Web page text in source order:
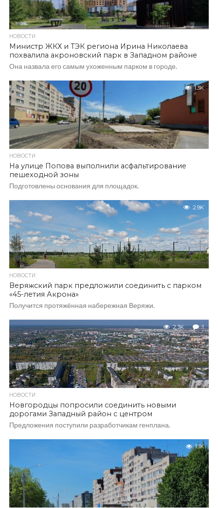
НОВОСТИ
Министр ЖКХ и ТЭК региона Ирина Николаева
похвалила акроновский парк в Западном районе
Она назвала его самым ухоженным парком в городе.
1.3K
НОВОСТИ
На улице Попова выполнили асфальтирование
пешеходной зоны
Подготовлены основания для площадок.
2.9K
НОВОСТИ
Веряжский парк предложили соединить с парком
«45-летия Акрона»
Получится протяжённая набережная Веряжи.
2.3K 1
НОВОСТИ
Новгородцы попросили соединить новыми
дорогами Западный район с центром
Предложения поступили разработчикам генплана.
1.1K